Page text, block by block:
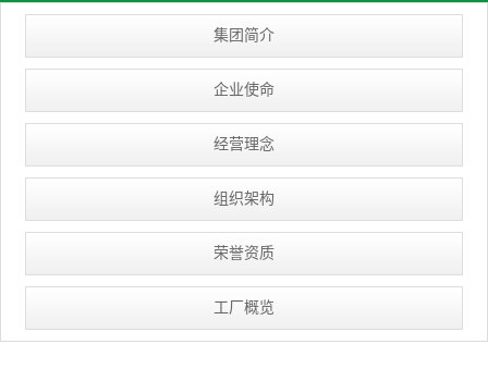
集团简介
企业使命
经营理念
组织架构
荣誉资质
工厂概览